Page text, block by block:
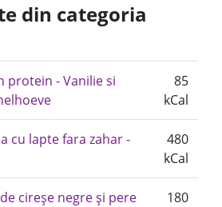
din categoria
protein - Vanilie si
85
kCal
cu lapte fara zahar -
480
kCal
cireșe negre și pere
180